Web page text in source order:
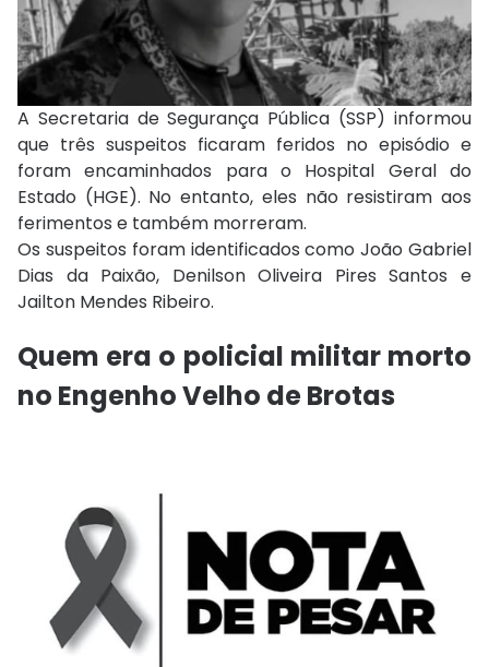
A Secretaria de Segurança Pública (SSP) informou
que três suspeitos ficaram feridos no episódio e
foram encaminhados para o Hospital Geral do
Estado (HGE). No entanto, eles não resistiram aos
ferimentos e também morreram.
Os suspeitos foram identificados como João Gabriel
Dias da Paixão, Denilson Oliveira Pires Santos e
Jailton Mendes Ribeiro.
Quem era o policial militar morto
no Engenho Velho de Brotas